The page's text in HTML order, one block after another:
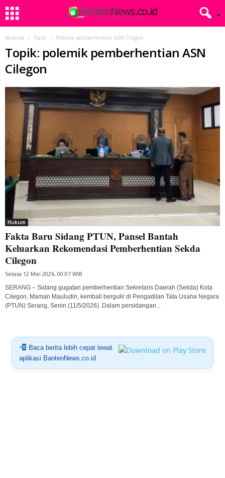
Beranda Topik Polemik pemberhentian ASN Cilegon
Topik: polemik pemberhentian ASN
Cilegon
Hukum
Fakta Baru Sidang PTUN, Pansel Bantah
Keluarkan Rekomendasi Pemberhentian Sekda
Cilegon
Selasa 12 Mei 2026, 00:07 WIB
SERANG – Sidang gugatan pemberhentian Sekretaris Daerah (Sekda) Kota
Cilegon, Maman Mauludin, kembali bergulir di Pengadilan Tata Usaha Negara
(PTUN) Serang, Senin (11/5/2026). Dalam persidangan...
Baca berita lebih cepat lewat
aplikasi BantenNews.co.id